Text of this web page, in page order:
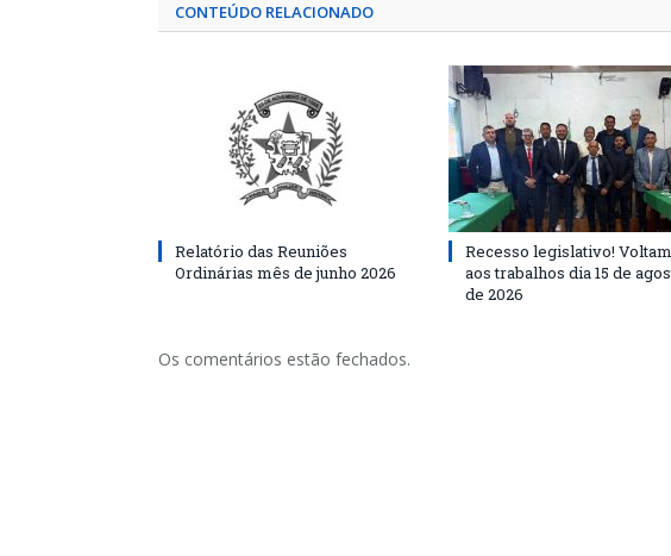
CONTEÚDO RELACIONADO
Relatório das Reuniões
Ordinárias mês de junho 2026
Recesso legislativo!
aos trabalhos dia 15 de
de 2026
Os comentários estão fechados.